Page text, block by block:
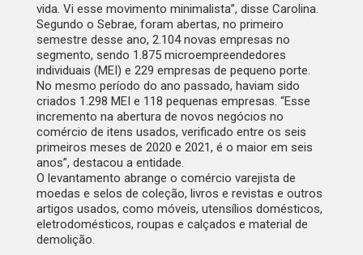
vida. Vi esse movimento minimalista”, disse Carolina.
Segundo o Sebrae, foram abertas, no primeiro
semestre desse ano, 2.104 novas empresas no
segmento, sendo 1.875 microempreendedores
individuais (MEI) e 229 empresas de pequeno porte.
No mesmo período do ano passado, haviam sido
criados 1.298 MEI e 118 pequenas empresas. “Esse
incremento na abertura de novos negócios no
comércio de itens usados, verificado entre os seis
primeiros meses de 2020 e 2021, é o maior em seis
anos”, destacou a entidade.
O levantamento abrange o comércio varejista de
moedas e selos de coleção, livros e revistas e outros
artigos usados, como móveis, utensílios domésticos,
eletrodomésticos, roupas e calçados e material de
demolição.